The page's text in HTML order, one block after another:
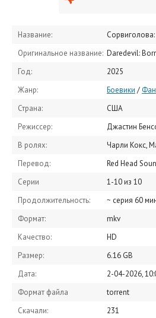
Название:
Оригинальное название: Daredevil:
Год:
2025
Жанр:
Боевики /
Страна:
США
Режиссер:
Джастин
В ролях:
Чарли Кокс, Маргарита Левиева, Винсент Д'Онофрио,
Перевод:
Red Head
Серии
1-10 из 10
Продолжительность:
~ серия 60
Формат:
mkv
Качество:
HD
Размер:
6.16 GB
Дата:
2-04-2026,
Формат файла
torrent
Скачали:
231